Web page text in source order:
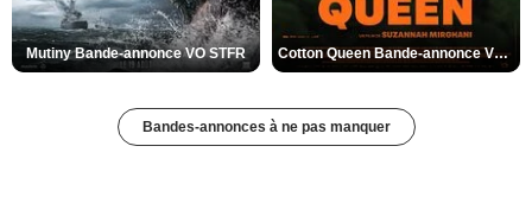
Mutiny Bande-annonce VO STFR Cotton Queen Bande-annonce VO STFR
Bandes-annonces à ne pas manquer